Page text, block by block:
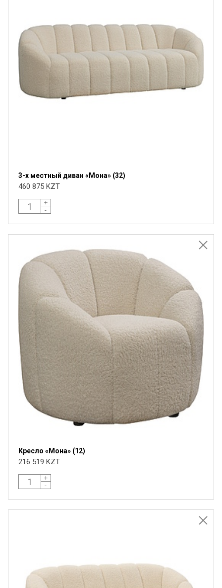
3-х местный диван «Мона» (32)
460 875 KZT
+
-
Кресло «Мона» (12)
216 519 KZT
+
-